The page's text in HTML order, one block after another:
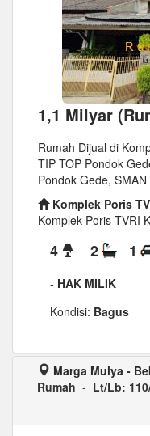
1,1 Milyar
Rumah Dijual di
TIP TOP Pondok
Pondok Gede,
Komplek Poris
Komplek Poris TVRI
4 2 1
- HAK MILIK
Kondisi: Bagus
Marga Mulya -
Rumah - Lt/Lb: